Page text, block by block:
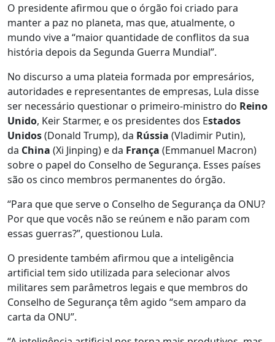
O presidente afirmou que o órgão foi criado para
manter a paz no planeta, mas que, atualmente, o
mundo vive a “maior quantidade de conflitos da sua
história depois da Segunda Guerra Mundial”.
No discurso a uma plateia formada por empresários,
autoridades e representantes de empresas, Lula disse
ser necessário questionar o primeiro-ministro do Reino
Unido, Keir Starmer, e os presidentes dos Estados
Unidos(Donald Trump), da Rússia (Vladimir Putin),
da China (Xi Jinping) e da França (Emmanuel Macron)
sobre o papel do Conselho de Segurança. Esses países
são os cinco membros permanentes do órgão.
“Para que que serve o Conselho de Segurança da ONU?
Por que que vocês não se reúnem e não param com
essas guerras?”, questionou Lula.
O presidente também afirmou que a inteligência
artificial tem sido utilizada para selecionar alvos
militares sem parâmetros legais e que membros do
Conselho de Segurança têm agido “sem amparo da
carta da ONU”.